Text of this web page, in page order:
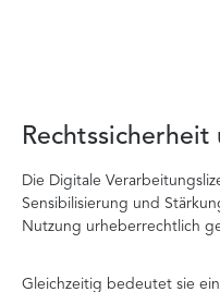
Die Digitale
Sensibilisierung und
Nutzung urheberrechtlich
Gleichzeitig bedeutet sie